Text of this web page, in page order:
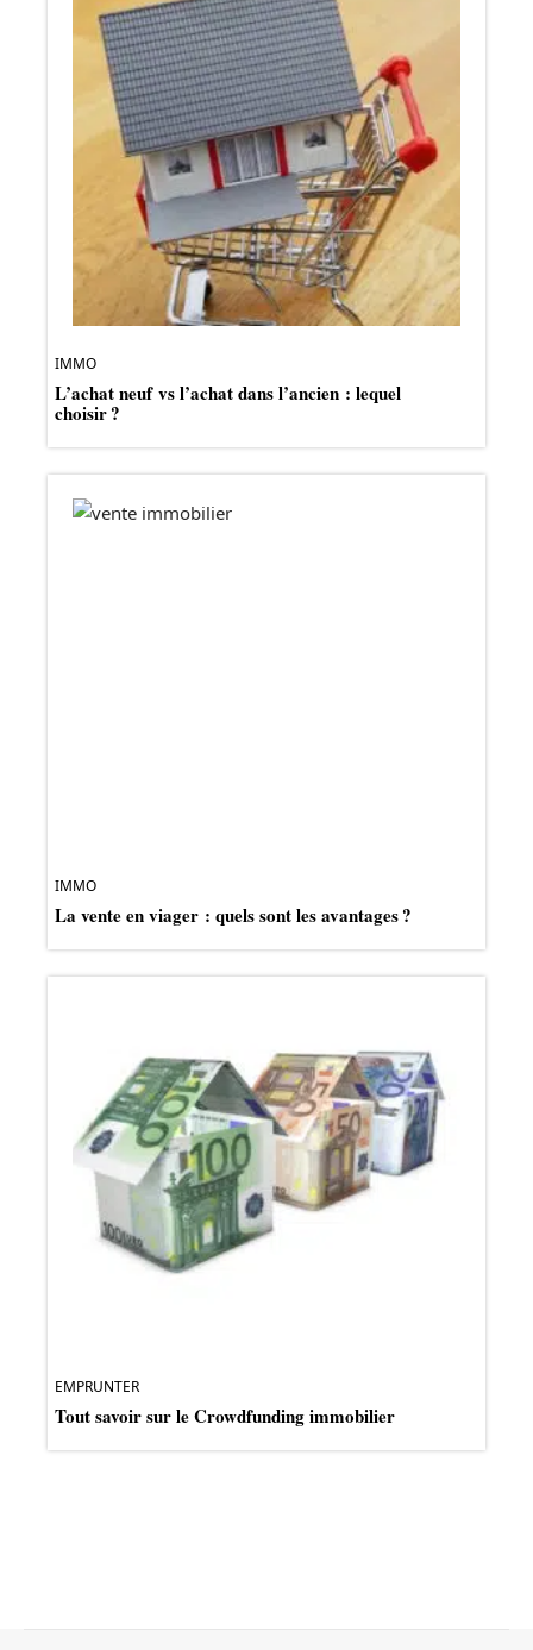
IMMO
L’achat neuf vs l’achat dans l’ancien : lequel
choisir ?
IMMO
La vente en viager : quels sont les avantages ?
EMPRUNTER
Tout savoir sur le Crowdfunding immobilier